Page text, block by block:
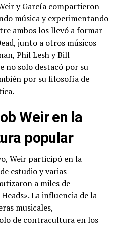
y García compartieron
música y experimentando
ambos los llevó a formar
junto a otros músicos
Phil Lesh y Bill
no solo destacó por su
por su filosofía de
Weir en la
popular
Weir participó en la
estudio y varias
a miles de
La influencia de la
musicales,
de contracultura en los